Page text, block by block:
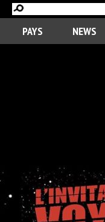
PAYS NEWS